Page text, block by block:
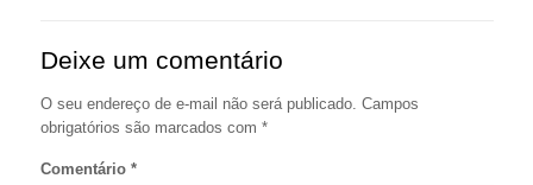
Deixe um comentário
O seu endereço de e-mail não será publicado. Campos
obrigatórios são marcados com *
Comentário *